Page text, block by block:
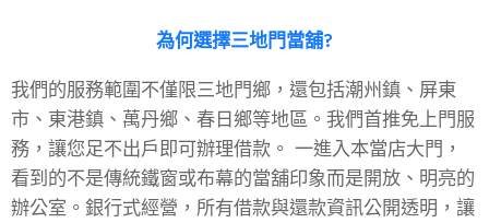
為何選擇三地門當舖?
我們的服務範圍不僅限三地門鄉，還包括潮州鎮、屏東
市、東港鎮、萬丹鄉、春日鄉等地區。我們首推免上門服
務，讓您足不出戶即可辦理借款。 一進入本當店大門，
看到的不是傳統鐵窗或布幕的當舖印象而是開放、明亮的
辦公室。銀行式經營，所有借款與還款資訊公開透明，讓